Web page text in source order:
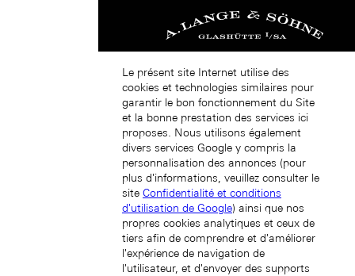
South Korea (EN)
한국 (KO)
Le présent site Internet utilise des
cookies et technologies similaires pour
garantir le bon fonctionnement du Site
et la bonne prestation des services ici
proposes. Nous utilisons également
divers services Google y compris la
personnalisation des annonces (pour
plus d'informations, veuillez consulter le
site Confidentialité et conditions
d'utilisation de Google) ainsi que nos
propres cookies analytiques et ceux de
tiers afin de comprendre et d'améliorer
l'expérience de navigation de
l'utilisateur, et d'envoyer des supports